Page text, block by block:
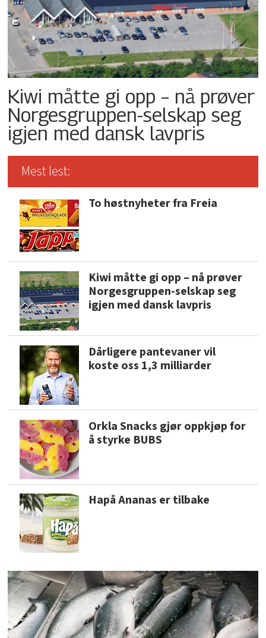
Kiwi måtte gi opp – nå prøver
Norgesgruppen-selskap seg
igjen med dansk lavpris
Mest lest:
To høstnyheter fra Freia
Kiwi måtte gi opp – nå prøver
Norgesgruppen-selskap seg
igjen med dansk lavpris
Dårligere pantevaner vil
koste oss 1,3 milliarder
Orkla Snacks gjør oppkjøp for
å styrke BUBS
Hapå Ananas er tilbake